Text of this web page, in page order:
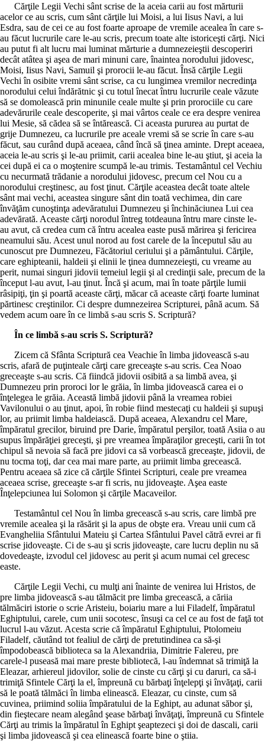
Cărţile Legii Vechi sânt scrise de la aceia carii au fost mărturii
acelor ce au scris, cum sânt cărţile lui Moisi, a lui Iisus Navi, a lui
Esdra, sau de cei ce au fost foarte aproape de vremile acealea în care s-
au făcut lucrurile care le-au scris, precum toate alte istoriceşti cărţi. Nici
au putut fi alt lucru mai luminat mărturie a dumnezeieştii descoperiri
decât atâtea şi aşea de mari minuni care, înaintea norodului jidovesc,
Moisi, Iisus Navi, Samuil şi prorocii le-au făcut. Însă cărţile Legii
Vechi în osibite vremi sânt scrise, ca cu lungimea vremilor necredinţa
norodului celui îndărătnic şi cu totul înecat întru lucrurile ceale văzute
să se domolească prin minunile ceale multe şi prin prorociile cu care
adevărurile ceale descoperite, şi mai vârtos ceale ce era despre venirea
lui Mesie, să cădea să se întărească. Ci aceasta pururea au purtat de
grije Dumnezeu, ca lucrurile pre aceale vremi să se scrie în care s-au
făcut, sau curând după aceaea, când încă să ţinea aminte. Drept aceaea,
aceia le-au scris şi le-au priimit, carii acealea bine le-au ştiut, şi aceia la
cei după ei ca o moştenire scumpă le-au trimis. Testamântul cel Vechiu
cu necurmată trădanie a norodului jidovesc, precum cel Nou cu a
norodului creştinesc, au fost ţinut. Cărţile aceastea decât toate altele
sânt mai vechi, aceastea singure sânt din toată vechimea, din care
învăţăm cunoştinţa adevăratului Dumnezeu şi închinăciunea Lui cea
adevărată. Aceaste cărţi norodul întreg totdeauna întru mare cinste le-
au avut, că credea cum că întru acealea easte pusă mărirea şi fericirea
neamului său. Acest unul norod au fost carele de la începutul său au
cunoscut pre Dumnezeu, Făcătoriul ceriului şi a pământului. Cărţile,
care eghipteanii, haldeii şi elinii le ţinea dumnezeieşti, cu vreame au
perit, numai singuri jidovii temeiul legii şi al credinţii sale, precum de la
început l-au avut, l-au ţinut. Încă şi acum, mai în toate părţile lumii
râsipiţi, ţin şi poartă aceaste cărţi, măcar că aceaste cărţi foarte luminat
părtinesc creştinilor. Ci despre dumnezeirea Scripturei, până acum. Să
vedem acum oare în ce limbă s-au scris S. Scriptură?
În ce limbă s-au scris S. Scriptură?
Zicem că Sfânta Scriptură cea Veachie în limba jidovească s-au
scris, afară de puţinteale cărţi care greceaşte s-au scris. Cea Noao
greceaşte s-au scris. Că fiindcă jidovii osibită a sa limbă avea, şi
Dumnezeu prin proroci lor le grăia, în limba jidovească carea ei o
înţelegea le grăia. Această limbă jidovii până la vreamea robiei
Vavilonului o au ţinut, apoi, în robie fiind mestecaţi cu haldeii şi supuşi
lor, au priimit limba haldeiască. După aceaea, Alexandru cel Mare,
împăratul grecilor, biruind pre Darie, împăratul perşilor, toată Asiia o au
supus împărăţiei greceşti, şi pre vreamea împăraţilor greceşti, carii în tot
chipul să nevoia să facă pre jidovi ca să vorbească greceaşte, jidovii, de
nu tocma toţi, dar cea mai mare parte, au priimit limba grecească.
Pentru aceaea să zice că cărţile Sfintei Scripturi, ceale pre vreamea
aceaea scrise, greceaşte s-ar fi scris, nu jidoveaşte. Aşea easte
Înţelepciunea lui Solomon şi cărţile Macaveilor.
Testamântul cel Nou în limba grecească s-au scris, care limbă pre
vremile acealea şi la răsărit şi la apus de obşte era. Vreau unii cum că
Evangheliia Sfântului Mateiu şi Cartea Sfântului Pavel cătră evrei ar fi
scrise jidoveaşte. Ci de s-au şi scris jidoveaşte, care lucru deplin nu să
dovedeaşte, izvodul cel jidovesc au perit şi acum numai cel grecesc
easte.
Cărţile Legii Vechi, cu mulţi ani înainte de venirea lui Hristos, de
pre limba jidovească s-au tălmăcit pre limba grecească, a căriia
tălmăciri istorie o scrie Aristeiu, boiariu mare a lui Filadelf, împăratul
Eghiptului, carele, cum unii socotesc, însuşi ca cel ce au fost de faţă tot
lucrul l-au văzut. Acesta scrie că împăratul Eghiptului, Ptolomeiu
Filadelf, căutând tot fealiul de cărţi de pretutindinea ca să-şi
împodobească biblioteca sa la Alexandriia, Dimitrie Falereu, pre
carele-l puseasă mai mare preste bibliotecă, l-au îndemnat să trimiţă la
Eleazar, arhiereul jidovilor, solie de cinste cu cărţi şi cu daruri, ca să-i
trimiţă Sfintele Cărţi la el, împreună cu bărbaţi înţelepţi şi învăţaţi, carii
să le poată tălmăci în limba elinească. Eleazar, cu cinste, cum să
cuvinea, priimind soliia împăratului de la Eghipt, au adunat săbor şi,
din fieştecare neam alegând şease bărbaţi învăţaţi, împreună cu Sfintele
Cărţi au trimis la împăratul în Eghipt şeaptezeci şi doi de dascali, carii
şi limba jidovească şi cea elinească foarte bine o ştiia.